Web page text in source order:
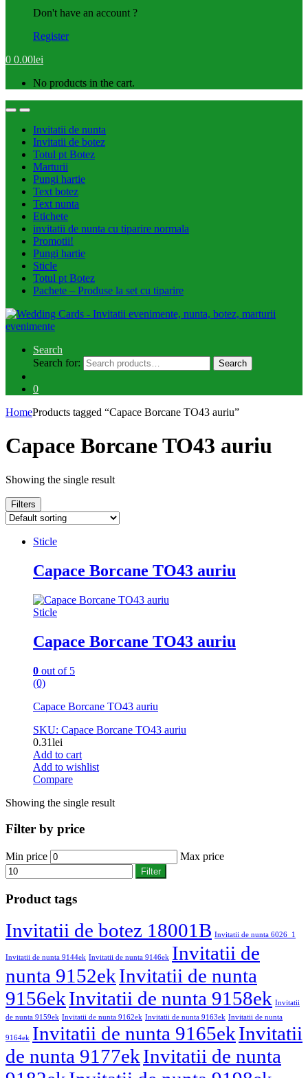
Don't have an account ?
Register
0 0.00lei
No products in the cart.
Invitatii de nunta
Invitatii de botez
Totul pt Botez
Marturii
Pungi hartie
Text botez
Text nunta
Etichete
invitatii de nunta cu tiparire normala
Promotii!
Pungi hartie
Sticle
Totul pt Botez
Pachete – Produse la set cu tiparire
Search
Search for:
Search
0
HomeProducts tagged “Capace Borcane TO43 auriu”
Capace Borcane TO43 auriu
Showing the single result
Filters
Sticle
Capace Borcane TO43 auriu
Sticle
Capace Borcane TO43 auriu
0 out of 5
(0)
Capace Borcane TO43 auriu
SKU: Capace Borcane TO43 auriu
0.31lei
Add to cart
Add to wishlist
Compare
Showing the single result
Filter by price
Min price Max price
Filter
Product tags
Invitatii de botez 18001B Invitatii de nunta 6026_1
Invitatii de nunta 9144ek Invitatii de nunta 9146ek Invitatii de
nunta 9152ekInvitatii de nunta
9156ekInvitatii de nunta 9158ek Invitatii
de nunta 9159ek Invitatii de nunta 9162ek Invitatii de nunta 9163ek Invitatii de nunta
9164ek Invitatii de nunta 9165ekInvitatii
de nunta 9177ekInvitatii de nunta